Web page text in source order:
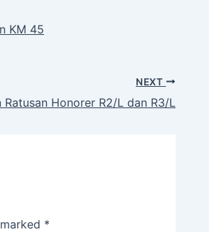
KM 45
NEXT
Ratusan Honorer R2/L dan R3/L
*